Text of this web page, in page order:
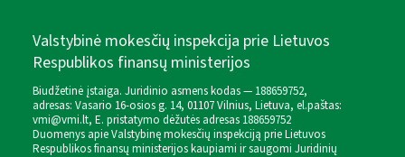
Valstybinė mokesčių inspekcija prie Lietuvos
Respublikos finansų ministerijos
Biudžetinė įstaiga. Juridinio asmens kodas — 188659752,
adresas: Vasario 16-osios g. 14, 01107 Vilnius, Lietuva, el.paštas:
vmi@vmi.lt, E. pristatymo dėžutės adresas 188659752
Duomenys apie Valstybinę mokesčių inspekciją prie Lietuvos
Respublikos finansų ministerijos kaupiami ir saugomi Juridinių